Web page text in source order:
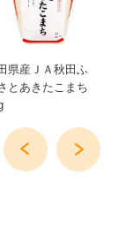
県産ＪＡ秋田ふ
とあきたこまち